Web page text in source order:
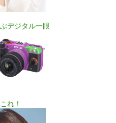
デジタル一眼
れ！